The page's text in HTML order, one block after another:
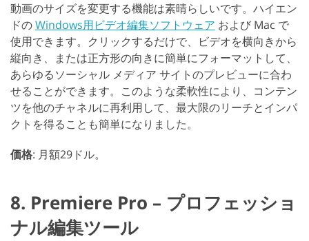
動画のサイズを変更する機能は素晴らしいです。ハイエン
ドのWindows用ビデオ編集ソフトウェア および Mac で
使用できます。クリックするだけで、ビデオを横向きから
縦向き、または正方形の向きに簡単にフォーマットして、
あらゆるソーシャル メディア サイトのプレビューに合わ
せることができます。このような柔軟性により、コンテン
ツを他のチャネルに再利用して、最大限のリーチとインパ
クトを得ることも簡単になりました。
価格: 月額29ドル。
8. Premiere Pro – プロフェッショ
ナル編集ツール